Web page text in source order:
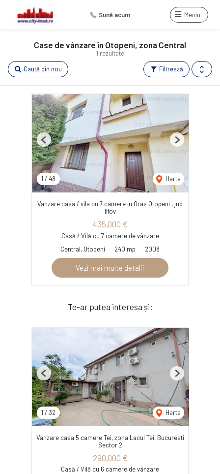
Sună acum Meniu
1 rezultate
Case de vânzare în Otopeni, zona Central
Filtrează
Caută din nou
1 / 48 Harta
Previous Next
Vanzare casa / vila cu 7 camere in Oras Otopeni , jud
Ilfov
435,000 €
Casă / Vilă cu 7 camere de vânzare
Central, Otopeni
240 mp 2008
Vezi mai multe detalii
Te-ar putea interesa și:
1 / 32 Harta
Previous Next
Vanzare casa 5 camere Tei, zona Lacul Tei, Bucuresti
Sector 2
290,000 €
Casă / Vilă cu 6 camere de vânzare